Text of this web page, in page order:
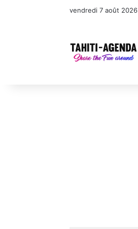
vendredi 7 août 2026